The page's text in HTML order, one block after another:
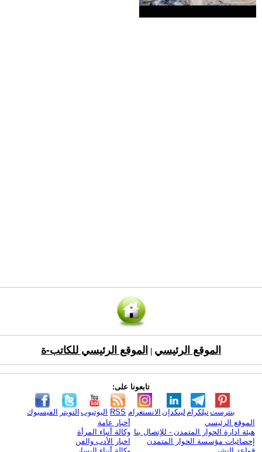
الموقع الرئيسي الموقع الرئيسي للكاتب-ة
تابعونا على:
الفيسبوك التويتر اليوتيوب RSS الانستغرام لينكدإن تيلكرامبنترست
الموقع الرئيسي
هيئة ادارة الحوار المتمدن - للإتصال بنا
إحصائيات مؤسسة الحوار المتمدن
أخبار عامة
وكالة أنباء المرأة
اخبار الأدب والفن